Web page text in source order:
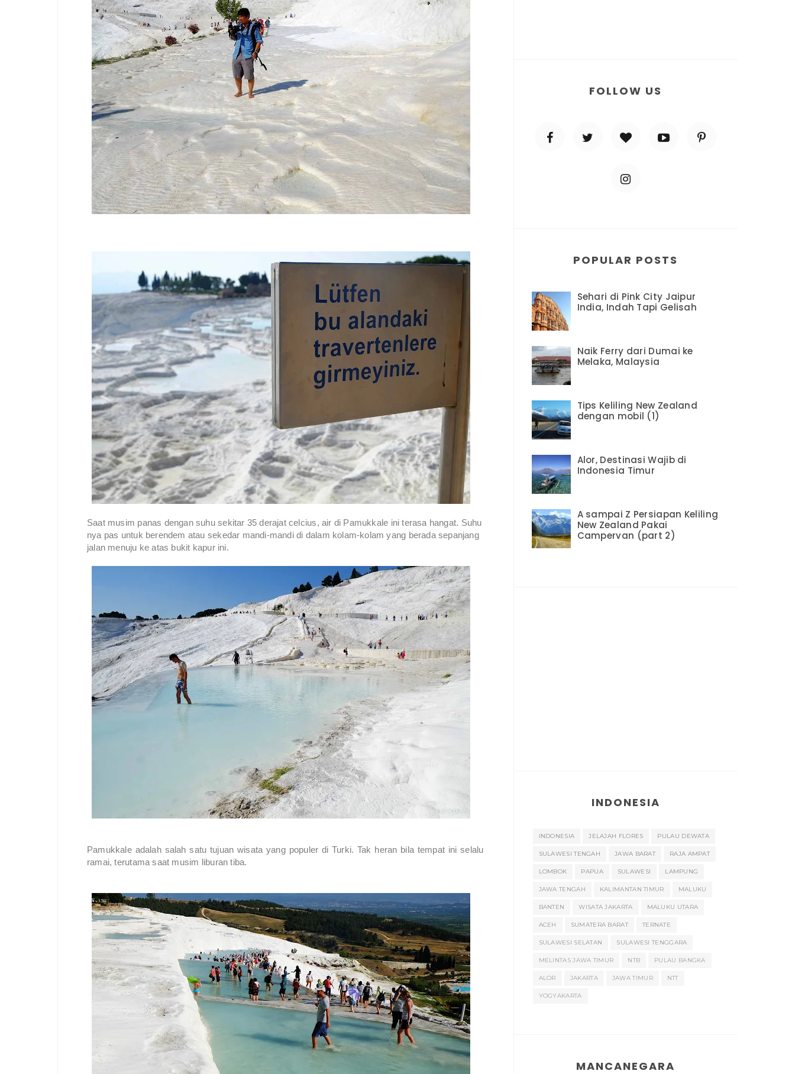
Saat musim panas dengan suhu sekitar 35 derajat celcius, air di Pamukkale ini terasa hangat. Suhu
nya pas untuk berendem atau sekedar mandi-mandi di dalam kolam-kolam yang berada sepanjang
jalan menuju ke atas bukit kapur ini.
Pamukkale adalah salah satu tujuan wisata yang populer di Turki. Tak heran bila tempat ini selalu
ramai, terutama saat musim liburan tiba.
FOLLOW US
POPULAR POSTS
Sehari di Pink City Jaipur
India, Indah Tapi Gelisah
Naik Ferry dari Dumai ke
Melaka, Malaysia
Tips Keliling New Zealand
dengan mobil (1)
Alor, Destinasi Wajib di
Indonesia Timur
A sampai Z Persiapan Keliling
New Zealand Pakai
Campervan (part 2)
INDONESIA
INDONESIA JELAJAH FLORES PULAU DEWATA
SULAWESI TENGAH JAWA BARAT RAJA AMPAT
LOMBOK PAPUA SULAWESI LAMPUNG
JAWA TENGAH KALIMANTAN TIMUR MALUKU
BANTEN WISATA JAKARTA MALUKU UTARA
ACEH SUMATERA BARAT TERNATE
SULAWESI SELATAN SULAWESI TENGGARA
MELINTAS JAWA TIMUR NTB PULAU BANGKA
ALOR JAKARTA JAWA TIMUR NTT
YOGYAKARTA
MANCANEGARA